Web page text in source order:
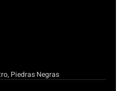
Piedras Negras